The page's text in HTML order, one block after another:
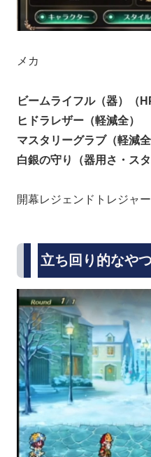
メカ
ビームライフル（器）（
ヒドラレザー（軽減全）
マスタリーグラブ（軽減全
白銀の守り（器用さ・スタ
開幕レジェンドトレジャ
立ち回り的なやつ